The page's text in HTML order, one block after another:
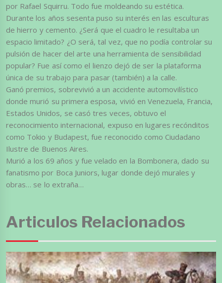
por Rafael Squirru. Todo fue moldeando su estética.
Durante los años sesenta puso su interés en las esculturas
de hierro y cemento. ¿Será que el cuadro le resultaba un
espacio limitado? ¿O será, tal vez, que no podía controlar su
pulsión de hacer del arte una herramienta de sensibilidad
popular? Fue así como el lienzo dejó de ser la plataforma
única de su trabajo para pasar (también) a la calle.
Ganó premios, sobrevivió a un accidente automovilístico
donde murió su primera esposa, vivió en Venezuela, Francia,
Estados Unidos, se casó tres veces, obtuvo el
reconocimiento internacional, expuso en lugares recónditos
como Tokio y Budapest, fue reconocido como Ciudadano
Ilustre de Buenos Aires.
Murió a los 69 años y fue velado en la Bombonera, dado su
fanatismo por Boca Juniors, lugar donde dejó murales y
obras… se lo extraña…
Articulos Relacionados